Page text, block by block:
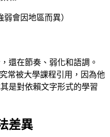
弱會因地區而異）
還在節奏、弱化和語調。
常被大學課程引用，因為他
是對依賴文字形式的學習
差異